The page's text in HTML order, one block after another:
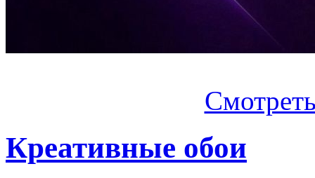
Креативные обои